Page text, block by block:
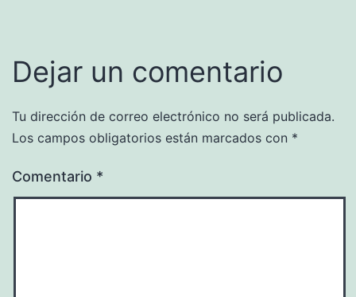
Dejar un comentario
Tu dirección de correo electrónico no será publicada.
Los campos obligatorios están marcados con *
Comentario *